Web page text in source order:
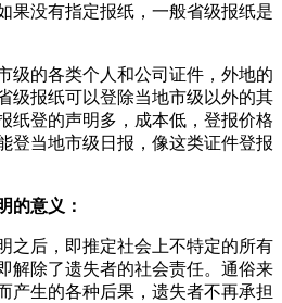
果没有指定报纸，一般省级报纸是
级的各类个人和公司证件，外地的
级报纸可以登除当地市级以外的其
纸登的声明多，成本低，登报价格
登当地市级日报，像这类证件登报
的意义：
之后，即推定社会上不特定的所有
解除了遗失者的社会责任。通俗来
产生的各种后果，遗失者不再承担